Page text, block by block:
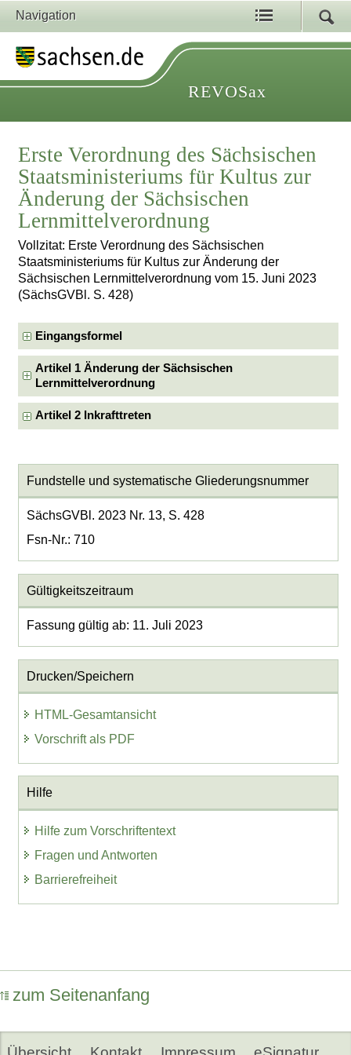
Navigation
REVOSax
Erste Verordnung des Sächsischen
Staatsministeriums für Kultus zur
Änderung der Sächsischen
Lernmittelverordnung
Vollzitat: Erste Verordnung des Sächsischen
Staatsministeriums für Kultus zur Änderung der
Sächsischen Lernmittelverordnung vom 15. Juni 2023
(SächsGVBl. S. 428)
Eingangsformel
Artikel 1 Änderung der Sächsischen
Lernmittelverordnung
Artikel 2 Inkrafttreten
Fundstelle und systematische Gliederungsnummer
SächsGVBl. 2023 Nr. 13, S. 428
Fsn-Nr.: 710
Gültigkeitszeitraum
Fassung gültig ab: 11. Juli 2023
Drucken/Speichern
HTML-Gesamtansicht
Vorschrift als PDF
Hilfe
Hilfe zum Vorschriftentext
Fragen und Antworten
Barrierefreiheit
zum Seitenanfang